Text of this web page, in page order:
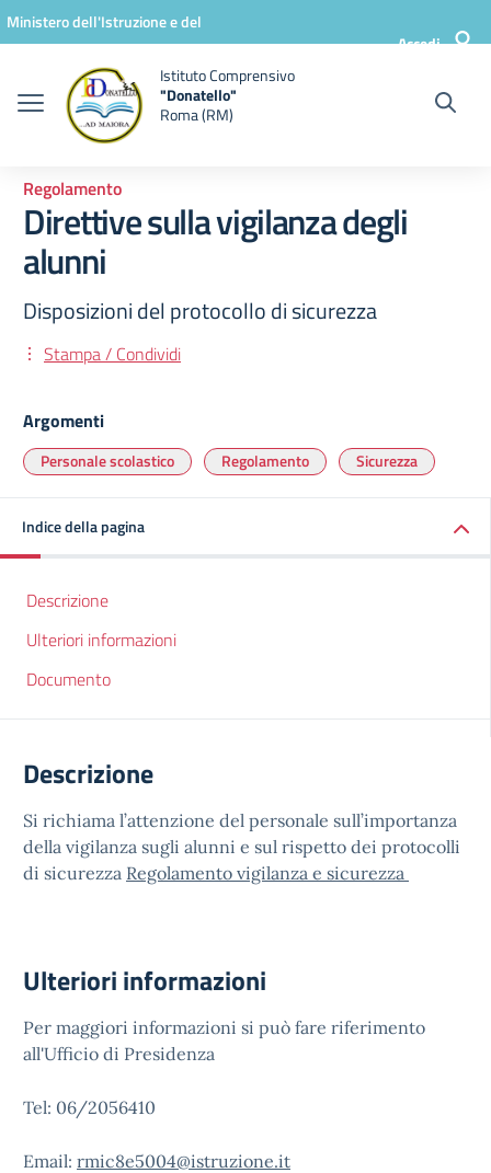
Vai ai contenuti
Vai al menu di navigazione
Vai al footer
Ministero dell'Istruzione e del
Accedi
Istituto Comprensivo
"Donatello"
Roma (RM)
Regolamento
Direttive sulla vigilanza degli
alunni
Disposizioni del protocollo di sicurezza
Stampa / Condividi
Argomenti
Personale scolastico Regolamento Sicurezza
Indice della pagina
Descrizione
Ulteriori informazioni
Documento
Descrizione
Si richiama l’attenzione del personale sull’importanza
della vigilanza sugli alunni e sul rispetto dei protocolli
di sicurezza Regolamento vigilanza e sicurezza
Ulteriori informazioni
Per maggiori informazioni si può fare riferimento
all'Ufficio di Presidenza
Tel: 06/2056410
Email: rmic8e5004@istruzione.it